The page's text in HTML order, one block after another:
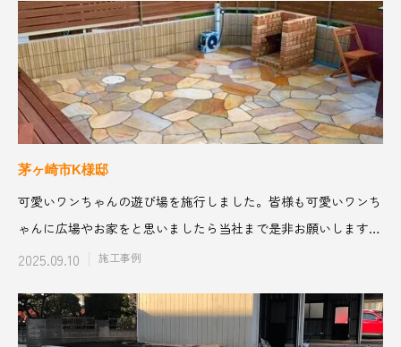
茅ヶ崎市K様邸
可愛いワンちゃんの遊び場を施行しました。皆様も可愛いワンち
ゃんに広場やお家をと思いましたら当社まで是非お願いします！
一緒にワンちゃん
2025.09.10 施工事例